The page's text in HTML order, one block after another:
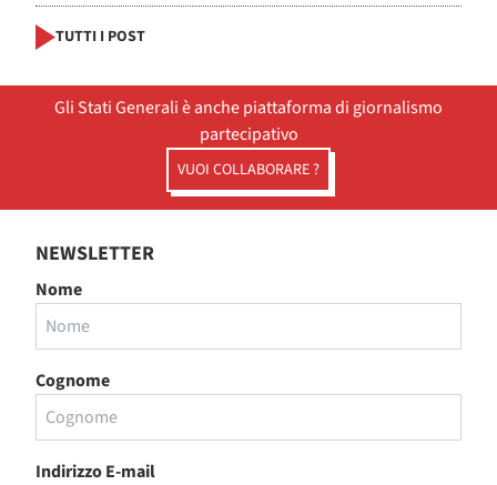
TUTTI I POST
Gli Stati Generali è anche piattaforma di giornalismo
partecipativo
VUOI COLLABORARE ?
NEWSLETTER
Nome
Cognome
Indirizzo E-mail